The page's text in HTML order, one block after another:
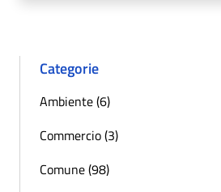
Categorie
Ambiente (6)
Commercio (3)
Comune (98)